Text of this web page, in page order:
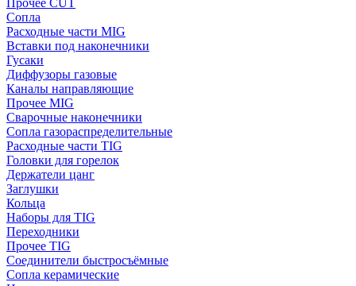
Прочее CUT
Сопла
Расходные части MIG
Вставки под наконечники
Гусаки
Диффузоры газовые
Каналы направляющие
Прочее MIG
Сварочные наконечники
Сопла газораспределительные
Расходные части TIG
Головки для горелок
Держатели цанг
Заглушки
Кольца
Наборы для TIG
Переходники
Прочее TIG
Соединители быстросъёмные
Сопла керамические